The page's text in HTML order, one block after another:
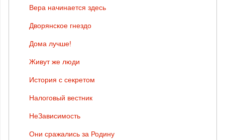
Вера начинается здесь
Дворянское гнездо
Дома лучше!
Живут же люди
История с секретом
Налоговый вестник
НеЗависимость
Они сражались за Родину